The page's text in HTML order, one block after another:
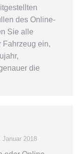
des Online-
Sie alle
Fahrzeug ein,
die
Januar 2018